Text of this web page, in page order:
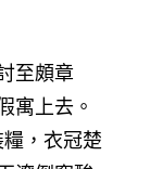
至頗章
寓上去。
，衣冠楚